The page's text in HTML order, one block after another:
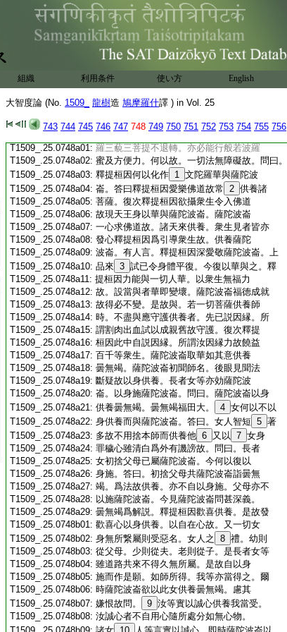
組織 利用条件 使い方 English
大智度論 (No. 1509_ 龍樹造 鳩摩羅什譯 ) in Vol. 25
743 744 745 746 747 748 749 750 751 752 753 754 755 756
T1509_.25.0747c19:衆縁亦無聲。以因縁和合故有聲可聞。
T1509_.25.0747c20: 諸佛身亦如是。六波羅蜜及方便力。衆因縁
T1509_.25.0747c21:和合邊生佛身。不在六波羅蜜等法中。亦
T1509_.25.0747c22:
不離六波羅蜜等法。如聲不以一因縁亦
非無因縁。佛身亦如是。不從無因縁亦不
從少因縁。諸善法因縁具足故生諸佛身。
T1509_.25.0747c25:如鏡中像衆因縁和合故有。衆縁離故無。諸
T1509_.25.0747c26: 佛亦如是。有諸因縁故出現。諸因縁散故
T1509_.25.0747c27:滅。善男子。應如是觀諸佛來去相。一切諸
T1509_.25.0747c28: 法相亦應如是 24
知。曇無竭語薩陀波崙。善
T1509_.25.0748a01: 羅三藐三菩提不退轉。亦必能行般若波羅
T1509_.25.0748a02: 蜜及方便力。何以故。一切法無障礙故。問曰。
T1509_.25.0748a03: 釋提桓因何以化作 1 文陀羅華與薩陀波
T1509_.25.0748a04: 崙。答曰釋提桓因愛樂佛道故常 2 供養諸
T1509_.25.0748a05: 菩薩。復次釋提桓因欲攝衆生令入佛道
T1509_.25.0748a06: 故現天王身以華與薩陀波崙。薩陀波崙
T1509_.25.0748a07: 一心求佛道故。諸天來供養。衆生見者皆亦
T1509_.25.0748a08: 發心釋提桓因爲引導衆生故。供養薩陀
T1509_.25.0748a09: 波崙。有人言。釋提桓因深愛敬薩陀波崙。上
T1509_.25.0748a10: 品來 3 試已令身體平復。今復以華與之。釋
T1509_.25.0748a11: 提桓因力能與一切人華。以衆生無福力
T1509_.25.0748a12: 故。設當與者華即變壞。薩陀波崙福徳成就
T1509_.25.0748a13: 故得必不變。是故與。若一切菩薩供養師
T1509_.25.0748a14: 時。不盡與應守護供養者。先已説因縁。所
T1509_.25.0748a15: 謂割肉出血試以成親舊故守護。復次釋提
T1509_.25.0748a16: 桓因此中自説因縁。所謂汝因縁力故饒益
T1509_.25.0748a17: 百千等衆生。薩陀波崙取華如其意供養
T1509_.25.0748a18: 曇無竭。薩陀波崙初聞師名。後眼見聞法
T1509_.25.0748a19: 斷疑故以身供養。長者女等亦効薩陀波
T1509_.25.0748a20: 崙。以身施薩陀波崙。問曰。薩陀波崙以身
T1509_.25.0748a21: 供養曇無竭。曇無竭福田大。 4 女何以不以
T1509_.25.0748a22: 身供養而與薩陀波崙。答曰。女人智短 5 著
T1509_.25.0748a23: 多故不用捨本師而供養他 6 又以 7 女身
T1509_.25.0748a24: 罪穢心雖清白爲外有譏謗故。問曰。長者
T1509_.25.0748a25: 女初捨父母已屬薩陀波崙。今何以復以
T1509_.25.0748a26: 身施。答曰。初捨父母共薩陀波崙詣曇無
T1509_.25.0748a27: 竭。爲法故供養。亦不自以身施。父母亦不
T1509_.25.0748a28: 以施薩陀波崙。今見薩陀波崙問甚深義。
T1509_.25.0748a29: 曇無竭爲解説。釋提桓因歡喜供養。是故發
T1509_.25.0748b01: 歡喜心以身供養。以自在心故。又一切女
T1509_.25.0748b02: 身無所繋屬則受惡名。女人之 8 禮。幼則
T1509_.25.0748b03: 從父母。少則從夫。老則從子。是長者女等
T1509_.25.0748b04: 雖道路共來不得久無所屬。是故自以身
T1509_.25.0748b05: 施而作是願。如師所得。我等亦當得之。爾
T1509_.25.0748b06: 時薩陀波崙欲以此女供養曇無竭。慮其
T1509_.25.0748b07: 嫌恨故問。 9 汝等實以誠心供養我當受。
T1509_.25.0748b08: 汝誠心者不自用心隨所處分如無心物。